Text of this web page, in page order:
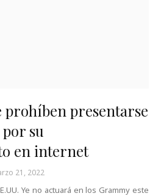
prohíben presentarse
su
en internet
21, 2022
Ye no actuará en los Grammy este